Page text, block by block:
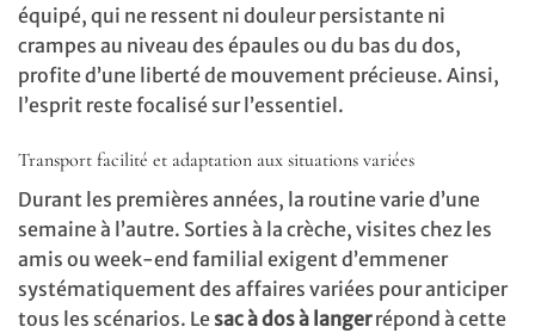
équipé, qui ne ressent ni douleur persistante ni
crampes au niveau des épaules ou du bas du dos,
profite d’une liberté de mouvement précieuse. Ainsi,
l’esprit reste focalisé sur l’essentiel.
Transport facilité et adaptation aux situations variées
Durant les premières années, la routine varie d’une
semaine à l’autre. Sorties à la crèche, visites chez les
amis ou week-end familial exigent d’emmener
systématiquement des affaires variées pour anticiper
tous les scénarios. Le sac à dos à langerrépond à cette